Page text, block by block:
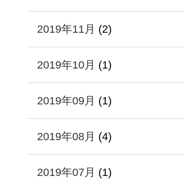
2019年11月 (2)
2019年10月 (1)
2019年09月 (1)
2019年08月 (4)
2019年07月 (1)